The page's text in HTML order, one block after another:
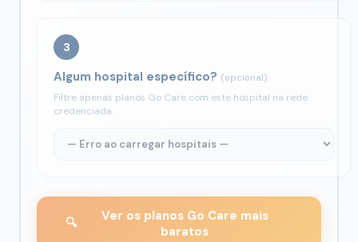
3
Algum hospital específico? (opcional)
Filtre apenas planos Go Care com este hospital na rede
credenciada.
🔍
Ver os planos Go Care mais
baratos